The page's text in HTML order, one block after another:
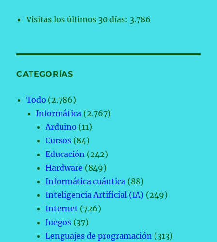
Visitas los últimos 30 días: 3.786
CATEGORÍAS
Todo (2.786)
Informática (2.767)
Arduino (11)
Cursos (84)
Educación (242)
Hardware (849)
Informática cuántica (88)
Inteligencia Artificial (IA) (249)
Internet (726)
Juegos (37)
Lenguajes de programación (313)